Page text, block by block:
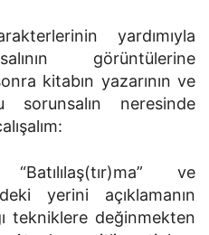
yardımıyla
görüntülerine
kitabın yazarının ve
sorunsalın neresinde
ve
yerini açıklamanın
tekniklere değinmekten